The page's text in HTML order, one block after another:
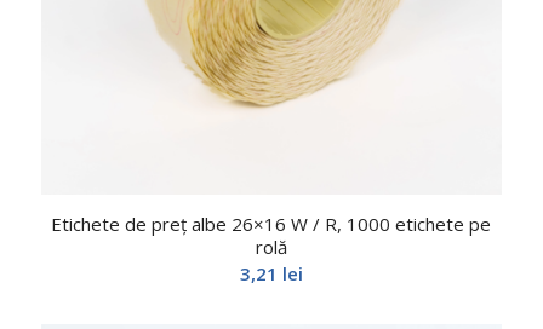
Etichete de preț albe 26×16 W / R, 1000 etichete pe
rolă
3,21 lei